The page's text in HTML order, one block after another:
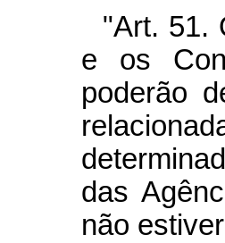
"Art. 51.
e os
poderão
das
não